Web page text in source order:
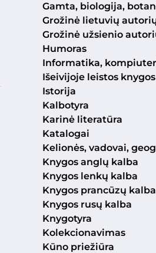
Gamta, biologija,
Grožinė lietuvių
Grožinė užsienio
Humoras
Informatika,
Išeivijoje leistos knygos
Istorija
Kalbotyra
Karinė literatūra
Katalogai
Kelionės, vadovai,
Knygos anglų kalba
Knygos lenkų kalba
Knygos prancūzų kalba
Knygos rusų kalba
Knygotyra
Kolekcionavimas
Kūno priežiūra